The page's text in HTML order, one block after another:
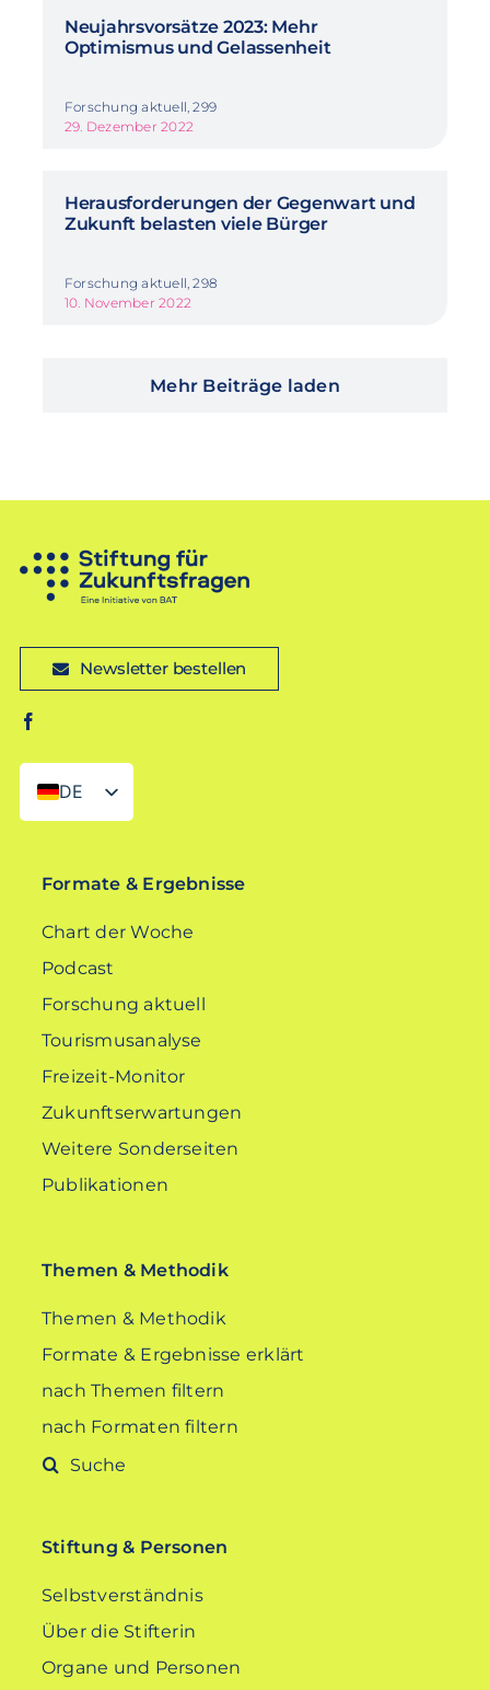
Neujahrsvorsätze 2023: Mehr
Optimismus und Gelassenheit
Forschung aktuell, 299
29. Dezember 2022
Herausforderungen der Gegenwart und
Zukunft belasten viele Bürger
Forschung aktuell, 298
10. November 2022
Mehr Beiträge laden
Newsletter bestellen
DE
EN
Formate & Ergebnisse
Chart der Woche
Podcast
Forschung aktuell
Tourismusanalyse
Freizeit-Monitor
Zukunftserwartungen
Weitere Sonderseiten
Publikationen
Themen & Methodik
Themen & Methodik
Formate & Ergebnisse erklärt
nach Themen filtern
nach Formaten filtern
Suche
Stiftung & Personen
Selbstverständnis
Über die Stifterin
Organe und Personen